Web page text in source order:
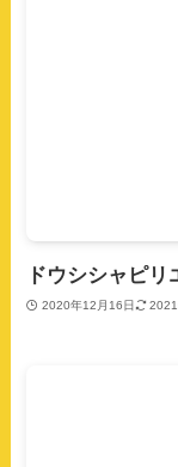
ドウシシャピリ
2020年12月16日